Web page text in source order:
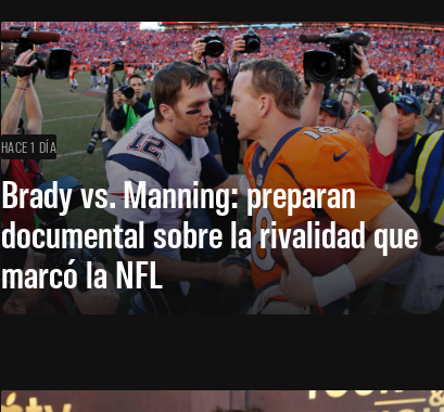
HACE 1 DÍA
Brady vs. Manning: preparan
documental sobre la rivalidad que
marcó la NFL